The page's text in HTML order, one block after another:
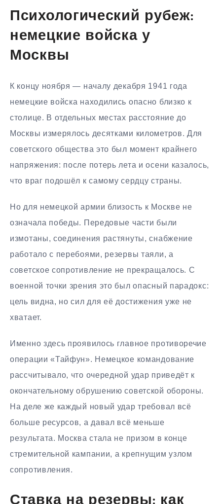
Психологический рубеж:
немецкие войска у
Москвы
К концу ноября — началу декабря 1941 года
немецкие войска находились опасно близко к
столице. В отдельных местах расстояние до
Москвы измерялось десятками километров. Для
советского общества это был момент крайнего
напряжения: после потерь лета и осени казалось,
что враг подошёл к самому сердцу страны.
Но для немецкой армии близость к Москве не
означала победы. Передовые части были
измотаны, соединения растянуты, снабжение
работало с перебоями, резервы таяли, а
советское сопротивление не прекращалось. С
военной точки зрения это был опасный парадокс:
цель видна, но сил для её достижения уже не
хватает.
Именно здесь проявилось главное противоречие
операции «Тайфун». Немецкое командование
рассчитывало, что очередной удар приведёт к
окончательному обрушению советской обороны.
На деле же каждый новый удар требовал всё
больше ресурсов, а давал всё меньше
результата. Москва стала не призом в конце
стремительной кампании, а крепнущим узлом
сопротивления.
Ставка на резервы: как